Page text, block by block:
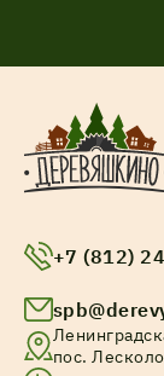
+7 (812)
пос.